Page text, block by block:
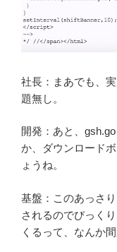
社長：まあでも、
題無し。
開発：あと、
か、ダウンロード
ょうね。
基盤：このあっさ
されるのでびっく
くるって、なんか